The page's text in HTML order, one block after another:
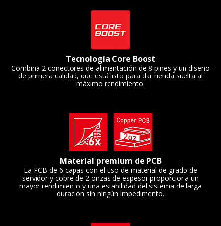
Tecnología Core Boost
Combina 2 conectores de alimentación de 8 pines y un diseño
de primera calidad, que está listo para dar rienda suelta al
máximo rendimiento.
Material premium de PCB
La PCB de 6 capas con el uso de material de grado de
servidor y cobre de 2 onzas de espesor proporciona un
mayor rendimiento y una estabilidad del sistema de larga
duración sin ningún impedimento.